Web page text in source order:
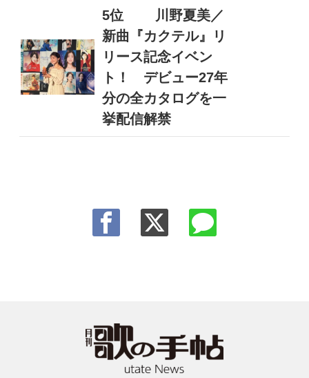
5位
川野夏美／
新曲『カクテル』リ
リース記念イベン
ト！ デビュー27年
分の全カタログを一
挙配信解禁